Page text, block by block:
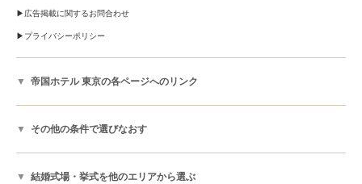
広告掲載に関するお問合わせ
プライバシーポリシー
帝国ホテル 東京の各ページへのリンク
その他の条件で選びなおす
結婚式場・挙式を他のエリアから選ぶ